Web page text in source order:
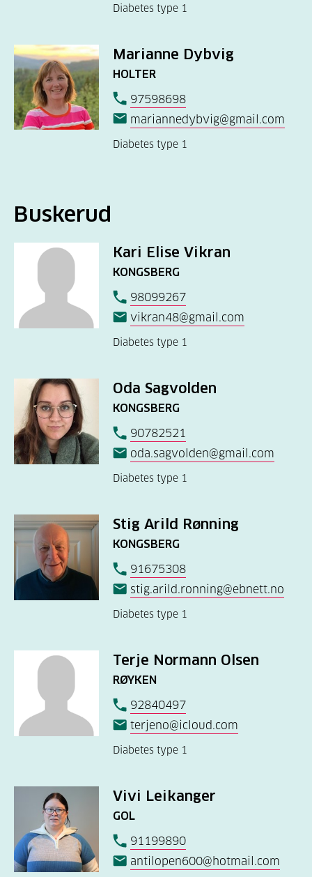
Diabetes type 1
Marianne Dybvig
HOLTER
97598698
mariannedybvig@gmail.com
Diabetes type 1
Buskerud
Kari Elise Vikran
KONGSBERG
98099267
vikran48@gmail.com
Diabetes type 1
Oda Sagvolden
KONGSBERG
90782521
oda.sagvolden@gmail.com
Diabetes type 1
Stig Arild Rønning
KONGSBERG
91675308
stig.arild.ronning@ebnett.no
Diabetes type 1
Terje Normann Olsen
RØYKEN
92840497
terjeno@icloud.com
Diabetes type 1
Vivi Leikanger
GOL
91199890
antilopen600@hotmail.com